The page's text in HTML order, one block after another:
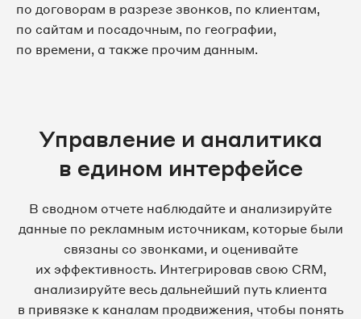
по договорам в разрезе звонков, по клиентам,
по сайтам и посадочным, по географии,
по времени, а также прочим данным.
Управление и аналитика
в едином интерфейсе
В сводном отчете наблюдайте и анализируйте
данные по рекламным источникам, которые были
связаны со звонками, и оценивайте
их эффективность. Интегрировав свою CRM,
анализируйте весь дальнейший путь клиента
в привязке к каналам продвижения, чтобы понять